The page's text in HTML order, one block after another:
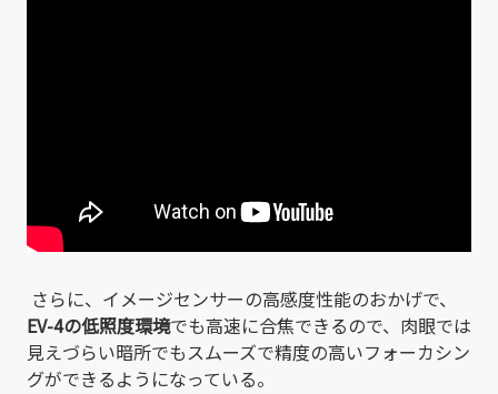
さらに、イメージセンサーの高感度性能のおかげで、
EV-4の低照度環境でも高速に合焦できるので、肉眼では
見えづらい暗所でもスムーズで精度の高いフォーカシン
グができるようになっている。